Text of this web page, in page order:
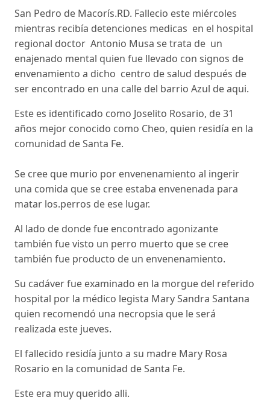
San Pedro de Macorís.RD. Fallecio este miércoles
mientras recibía detenciones medicas en el hospital
regional doctor Antonio Musa se trata de un
enajenado mental quien fue llevado con signos de
envenamiento a dicho centro de salud después de
ser encontrado en una calle del barrio Azul de aqui.
Este es identificado como Joselito Rosario, de 31
años mejor conocido como Cheo, quien residía en la
comunidad de Santa Fe.
Se cree que murio por envenenamiento al ingerir
una comida que se cree estaba envenenada para
matar los.perros de ese lugar.
Al lado de donde fue encontrado agonizante
también fue visto un perro muerto que se cree
también fue producto de un envenenamiento.
Su cadáver fue examinado en la morgue del referido
hospital por la médico legista Mary Sandra Santana
quien recomendó una necropsia que le será
realizada este jueves.
El fallecido residía junto a su madre Mary Rosa
Rosario en la comunidad de Santa Fe.
Este era muy querido alli.